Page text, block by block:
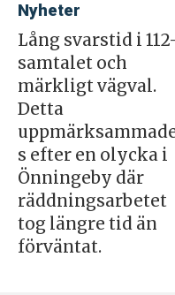
Nyheter
Lång svarstid i
samtalet och
märkligt vägval.
Detta
s efter en olycka i
Önningeby där
räddningsarbetet
tog längre tid än
förväntat.